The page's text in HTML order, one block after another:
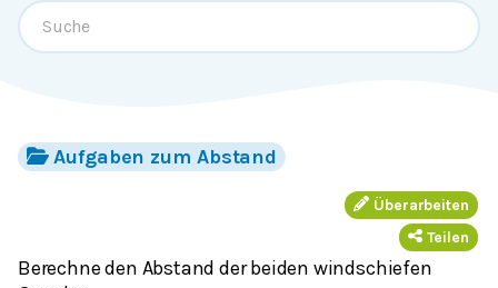
Aufgaben zum Abstand
Überarbeiten
Teilen
Berechne den Abstand der beiden windschiefen